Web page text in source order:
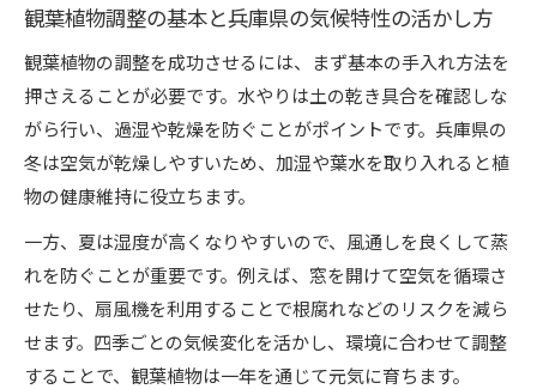
夏の観葉植物管理で快適な成長をサポート
秋の観葉植物調整で健康を維持する方法
冬の兵庫県で観葉植物を守る調整ポイント
季節ごとに変える観葉植物の水やりと管理
手入れを工夫すると観葉植物が輝く理由
観葉植物の手入れで見違える美しさを実現
兵庫県の気候に合った観葉植物の手入れ術
観葉植物の健康を守るためのこまめなケア法
手入れを工夫することで観葉植物が元気に育つ
観葉植物の美しさを引き出すお手入れのポイン
観葉植物調整の基本と兵庫県の気候特性の活かし方
観葉植物の調整を成功させるには、まず基本の手入れ方法を
押さえることが必要です。水やりは土の乾き具合を確認しな
がら行い、過湿や乾燥を防ぐことがポイントです。兵庫県の
冬は空気が乾燥しやすいため、加湿や葉水を取り入れると植
物の健康維持に役立ちます。
一方、夏は湿度が高くなりやすいので、風通しを良くして蒸
れを防ぐことが重要です。例えば、窓を開けて空気を循環さ
せたり、扇風機を利用することで根腐れなどのリスクを減ら
せます。四季ごとの気候変化を活かし、環境に合わせて調整
することで、観葉植物は一年を通じて元気に育ちます。